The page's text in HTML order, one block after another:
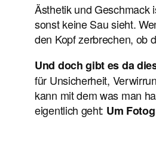
Ästhetik und Geschmack
sonst keine Sau sieht.
den Kopf zerbrechen, ob
Und doch gibt es da
für Unsicherheit,
kann mit dem was man
eigentlich geht: Um